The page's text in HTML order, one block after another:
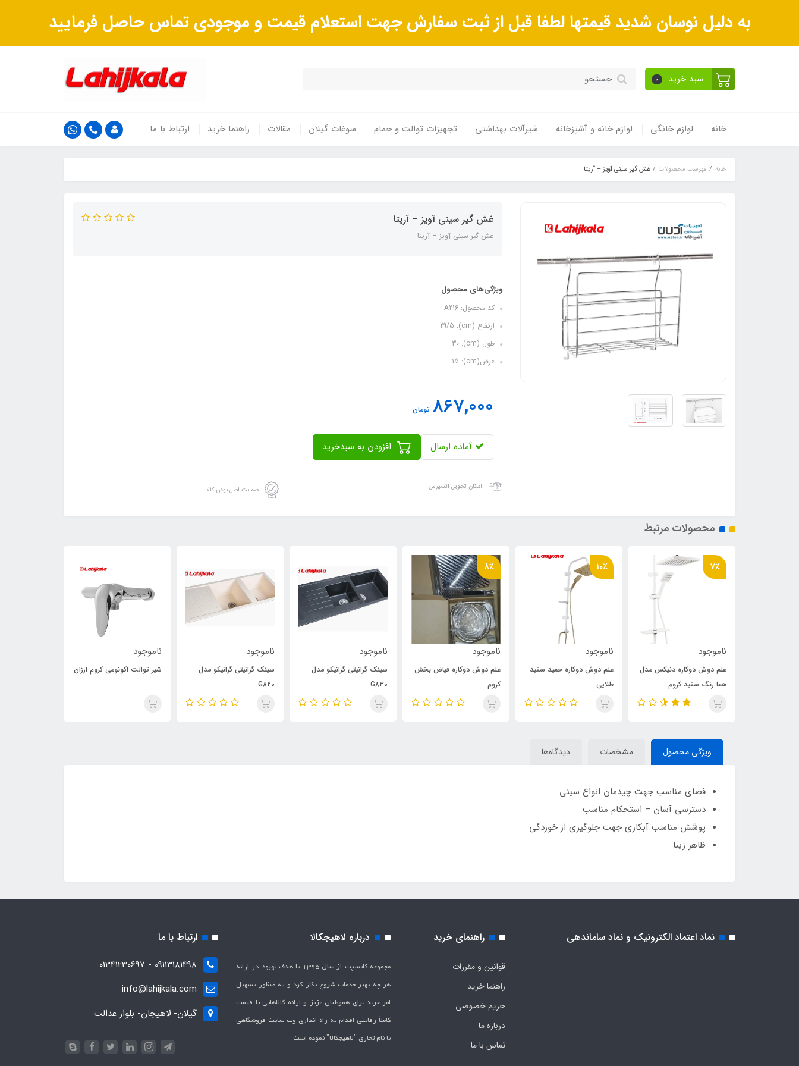
به دلیل نوسان شدید قیمتها لطفا قبل از ثبت سفارش جهت استعلام قیمت و موجودی تماس حاصل فرمایید
سبد خرید 0
خانه لوازم خانگی لوازم خانه و آشپزخانه شیرآلات بهداشتی تجهیزات توالت و حمام سوغات گیلان مقالات راهنما خرید ارتباط با ما
خانه فهرست محصولات غش گیر سینی آویز – آریتا
غش گیر سینی آویز – آریتا
غش گیر سینی آویز – آریتا
ویژگی‌های محصول
کد محصول: A216
ارتفاع (cm): 29/5
طول (cm): 30
عرض(cm): 15
867,000 تومان
آماده ارسال
امکان تحویل اکسپرس ضمانت اصل بودن کالا
محصولات مرتبط
7٪
ناموجود
علم دوش دوکاره دنیکس مدل
هما رنگ سفید کروم
10٪
ناموجود
علم دوش دوکاره حمید سفید
طلایی
8٪
ناموجود
علم دوش دوکاره فیاض بخش
کروم
ناموجود
سینک گرانیتی گرانیکو مدل
G830
ناموجود
سینک گرانیتی گرانیکو مدل
G820
ناموجود
شیر توالت اکونومی کروم ارزان
ویژگی محصول مشخصات دیدگاه‌ها
فضای مناسب جهت چیدمان انواع سینی
دسترسی آسان – استحکام مناسب
پوشش مناسب آبکاری جهت جلوگیری از خوردگی
ظاهر زیبا
نماد اعتماد الکترونیک و نماد ساماندهی راهنمای خرید
قوانین و مقررات
راهنما خرید
حریم خصوصی
درباره ما
تماس با ما
درباره لاهیجکالا
مجموعه کانسپت از سال 1395 با هدف بهبود در ارائه
هر چه بهتر خدمات شروع بکار کرد و به منظور تسهیل
امر خرید برای هموطنان عزیز و ارائه کالاهایی با قیمت
کاملاَ رقابتی اقدام به راه اندازی وب سایت فروشگاهی
با نام تجاری "لاهیج­کالا" نموده است.
ارتباط با ما
09113181498 - 01341230697
info@lahijkala.com
گیلان- لاهیجان- بلوار عدالت